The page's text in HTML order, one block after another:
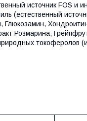
источник FOS и
(естественный
Глюкозамин,
Розмарина,
токоферолов